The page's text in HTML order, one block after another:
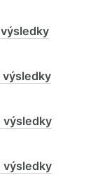
výsledky
výsledky
výsledky